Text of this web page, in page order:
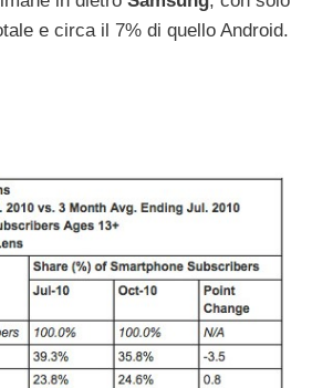
e circa il 7% di quello Android.